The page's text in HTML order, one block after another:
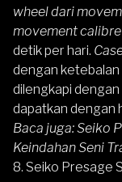
wheel dari
movement calibre
detik per hari.
dengan ketebalan
dilengkapi dengan
dapatkan dengan
Baca juga:Seiko
Keindahan Seni
8. Seiko Presage